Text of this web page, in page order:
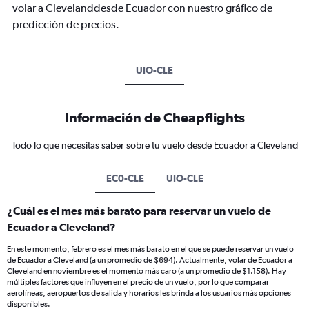
volar a Clevelanddesde Ecuador con nuestro gráfico de
predicción de precios.
UIO-CLE
Información de Cheapflights
Todo lo que necesitas saber sobre tu vuelo desde Ecuador a Cleveland
EC0-CLE UIO-CLE
¿Cuál es el mes más barato para reservar un vuelo de
Ecuador a Cleveland?
En este momento, febrero es el mes más barato en el que se puede reservar un vuelo
de Ecuador a Cleveland (a un promedio de $694). Actualmente, volar de Ecuador a
Cleveland en noviembre es el momento más caro (a un promedio de $1.158). Hay
múltiples factores que influyen en el precio de un vuelo, por lo que comparar
aerolíneas, aeropuertos de salida y horarios les brinda a los usuarios más opciones
disponibles.